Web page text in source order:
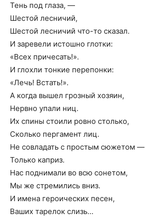
Тень под глаза, —
Шестой лесничий,
Шестой лесничий что-то сказал.
И заревели истошно глотки:
«Всех причесать!».
И глохли тонкие перепонки:
«Лечь! Встать!».
А когда вышел грозный хозяин,
Нервно упали ниц.
Их спины стоили ровно столько,
Сколько пергамент лиц.
Не совладать с простым сюжетом —
Только каприз.
Нас поднимали во всю сонетом,
Мы же стремились вниз.
И имена героических песен,
Ваших тарелок слизь…